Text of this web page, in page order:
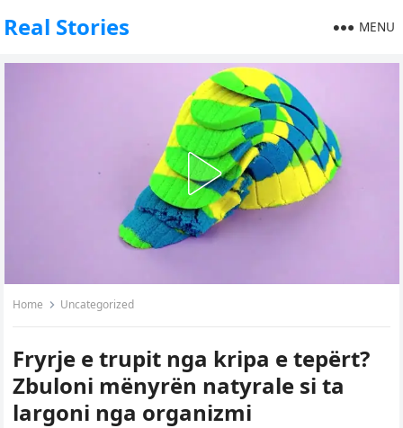
Real Stories MENU
Home Uncategorized
Fryrje e trupit nga kripa e tepërt?
Zbuloni mënyrën natyrale si ta
largoni nga organizmi